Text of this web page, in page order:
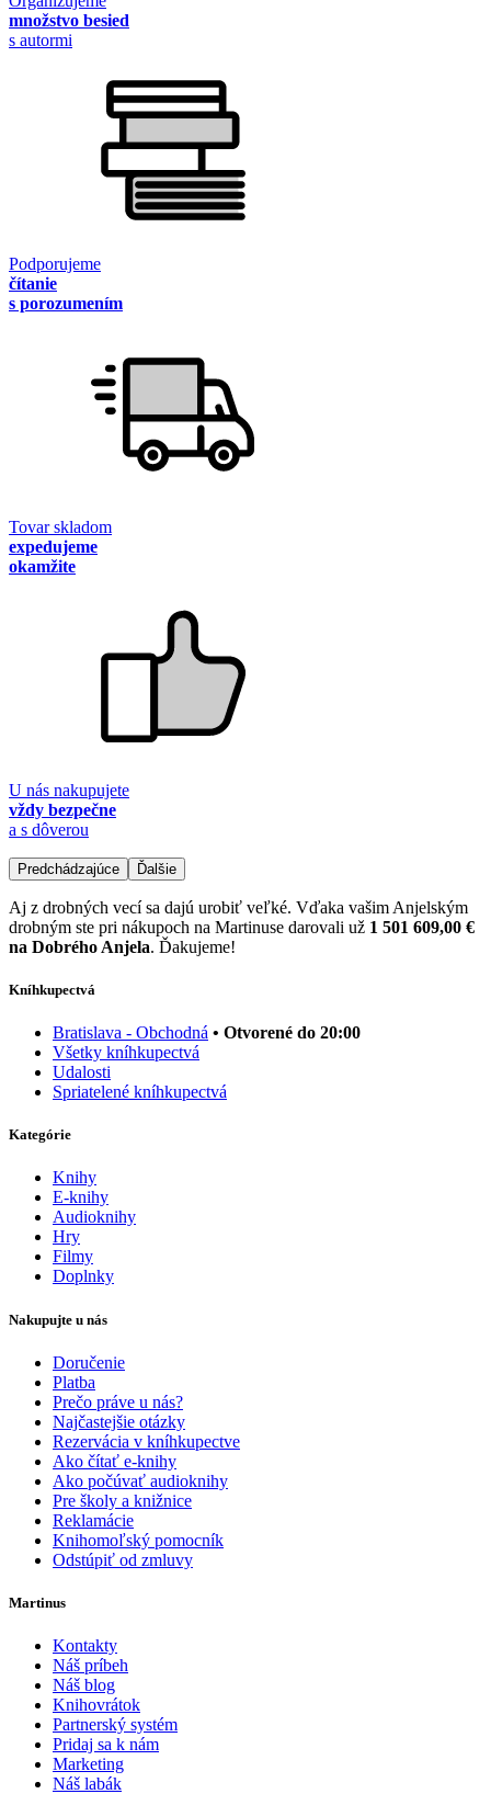
množstvo besied
s autormi
Podporujeme
čítanie
s porozumením
Tovar skladom
expedujeme
okamžite
U nás nakupujete
vždy bezpečne
a s dôverou
Predchádzajúce Ďalšie
Aj z drobných vecí sa dajú urobiť veľké. Vďaka vašim Anjelským
drobným ste pri nákupoch na Martinuse darovali už 1 501 609,00 €
na Dobrého Anjela. Ďakujeme!
Kníhkupectvá
Bratislava - Obchodná • Otvorené do 20:00
Všetky kníhkupectvá
Udalosti
Spriatelené kníhkupectvá
Kategórie
Knihy
E-knihy
Audioknihy
Hry
Filmy
Doplnky
Nakupujte u nás
Doručenie
Platba
Prečo práve u nás?
Najčastejšie otázky
Rezervácia v kníhkupectve
Ako čítať e-knihy
Ako počúvať audioknihy
Pre školy a knižnice
Reklamácie
Knihomoľský pomocník
Odstúpiť od zmluvy
Martinus
Kontakty
Náš príbeh
Náš blog
Knihovrátok
Partnerský systém
Pridaj sa k nám
Marketing
Náš labák